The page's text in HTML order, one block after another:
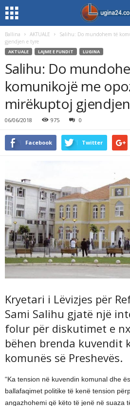
Ballina AKTUALE
Salihu: Do mundohem të
gjendjen e tyre
AKTUALE LAJME E FUNDIT LUGINA
Salihu: Do
komunikojë me
mirëkuptoj
06/06/2018 975 0
Facebook Twitter
Kryetari i Lëvizjes për
Sami Salihu gjatë një
folur për diskutimet e
bëhen brenda kuvendit
komunës së Preshevës.
“Ka tension në kuvendin komunal dhe
ballafaqimet politike të kenë tension
angazhohemi që këto të jenë në suaza